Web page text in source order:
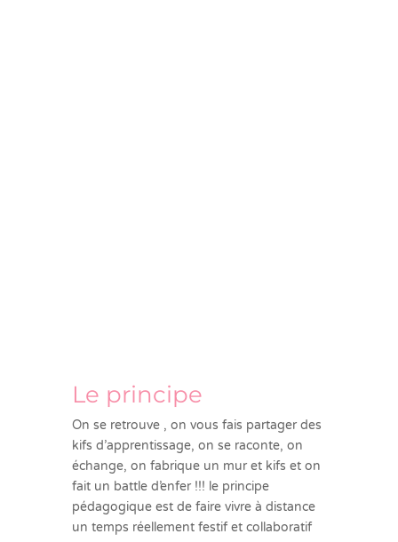
Le principe
On se retrouve , on vous fais partager des
kifs d’apprentissage, on se raconte, on
échange, on fabrique un mur et kifs et on
fait un battle d’enfer !!! le principe
pédagogique est de faire vivre à distance
un temps réellement festif et collaboratif